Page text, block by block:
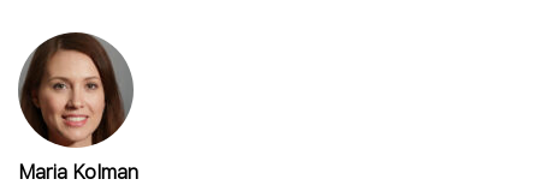
Maria Kolman